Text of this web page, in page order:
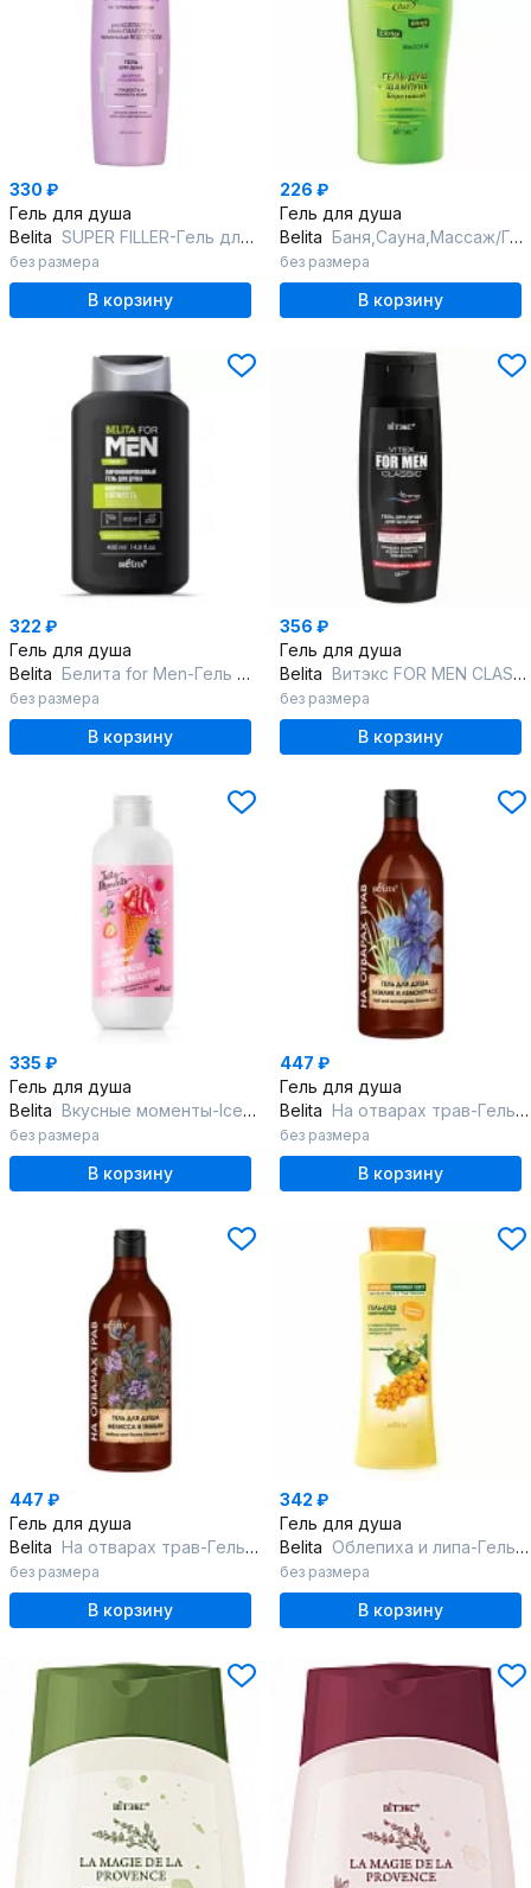
330 ₽
Гель для душа
Belita SUPER FILLER-Гель для душа Двойное Увлажнение
без размера
В корзину
226 ₽
Гель для душа
Belita Баня,Сауна,Массаж/Гель-душ+шампунь "Березовый"
без размера
В корзину
322 ₽
Гель для душа
Belita Белита for Men-Гель д/душа "Бодрящая свежесть" парфюмированный
без размера
В корзину
356 ₽
Гель для душа
Belita Витэкс FOR MEN CLASSIC-Гель д/душа д/муж. Ежедневный уход,НОВЫЙ
без размера
В корзину
335 ₽
Гель для душа
Belita Вкусные моменты-IceГель д/душа Мороженое Ягодный маскарпоне
без размера
В корзину
447 ₽
Гель для душа
Belita На отварах трав-Гель для душа "Базилик и лемонграсс"
без размера
В корзину
447 ₽
Гель для душа
Belita На отварах трав-Гель для душа "Мелисса и тимьян"
без размера
В корзину
342 ₽
Гель для душа
Belita Облепиха и липа-Гель-душ смягчающий
без размера
В корзину